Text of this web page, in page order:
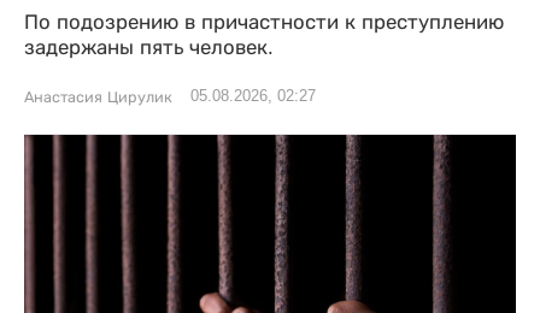
По подозрению в причастности к преступлению
задержаны пять человек.
Анастасия Цирулик 05.08.2026, 02:27